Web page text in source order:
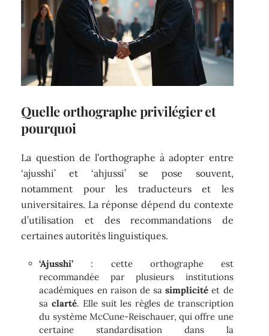
Quelle orthographe privilégier et
pourquoi
La question de l’orthographe à adopter entre
‘ajusshi’ et ‘ahjussi’ se pose souvent,
notamment pour les traducteurs et les
universitaires. La réponse dépend du contexte
d’utilisation et des recommandations de
certaines autorités linguistiques.
‘Ajusshi’ : cette orthographe est
recommandée par plusieurs institutions
académiques en raison de sasimplicité et de
saclarté. Elle suit les règles de transcription
du système McCune-Reischauer, qui offre une
certaine standardisation dans la